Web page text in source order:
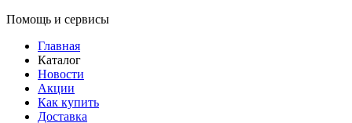
Помощь и сервисы
Главная
Каталог
Новости
Акции
Как купить
Доставка